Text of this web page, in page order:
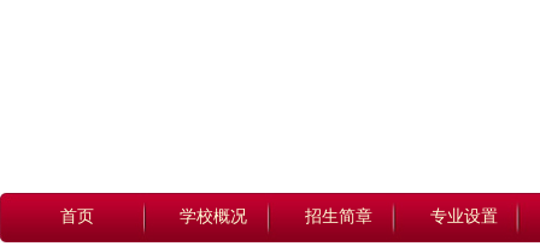
首页 学校概况 招生简章 专业设置